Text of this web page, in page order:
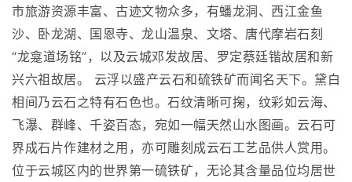
市旅游资源丰富、古迹文物众多，有蟠龙洞、西江金鱼
沙、卧龙湖、国恩寺、龙山温泉、文塔、唐代摩岩石刻
“龙龛道场铭”，以及云城邓发故居、罗定蔡廷锴故居和新
兴六祖故居。 云浮以盛产云石和硫铁矿而闻名天下。黛白
相间乃云石之特有石色也。石纹清晰可掬，纹彩如云海、
飞瀑、群峰、千姿百态，宛如一幅天然山水图画。云石可
界成石片作建材之用，亦可雕刻成云石工艺品供人赏用。
位于云城区内的世界第一硫铁矿，无论其含量品位均居世